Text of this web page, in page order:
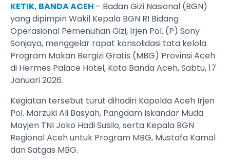
KETIK, BANDA ACEH – Badan Gizi Nasional (BGN)
yang dipimpin Wakil Kepala BGN RI Bidang
Operasional Pemenuhan Gizi, Irjen Pol. (P) Sony
Sonjaya, menggelar rapat konsolidasi tata kelola
Program Makan Bergizi Gratis (MBG) Provinsi Aceh
di Hermes Palace Hotel, Kota Banda Aceh, Sabtu, 17
Januari 2026.
Kegiatan tersebut turut dihadiri Kapolda Aceh Irjen
Pol. Marzuki Ali Basyah, Pangdam Iskandar Muda
Mayjen TNI Joko Hadi Susilo, serta Kepala BGN
Regional Aceh untuk Program MBG, Mustafa Kamal
dan Satgas MBG.